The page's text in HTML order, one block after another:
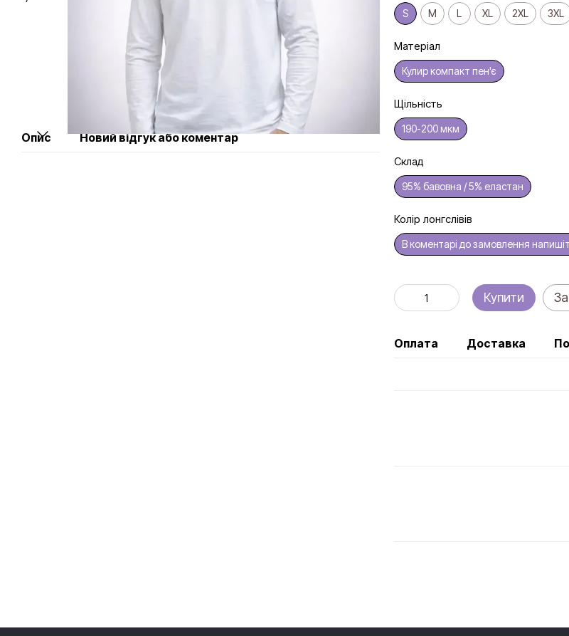
Опис Новий відгук або коментар
S M L XL 2XL 3XL
Матеріал
Кулир компакт пен'є
Щільність
190-200 мкм
Склад
95% бавовна / 5% еластан
Колір лонгслівів
В коментарі до замовлення
Купити
Оплата Доставка